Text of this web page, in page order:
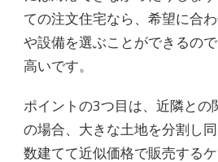
ての注文住宅なら、希望に合
や設備を選ぶことができるの
高いです。
ポイントの3つ目は、近隣との
の場合、大きな土地を分割し
数建てて近似価格で販売する